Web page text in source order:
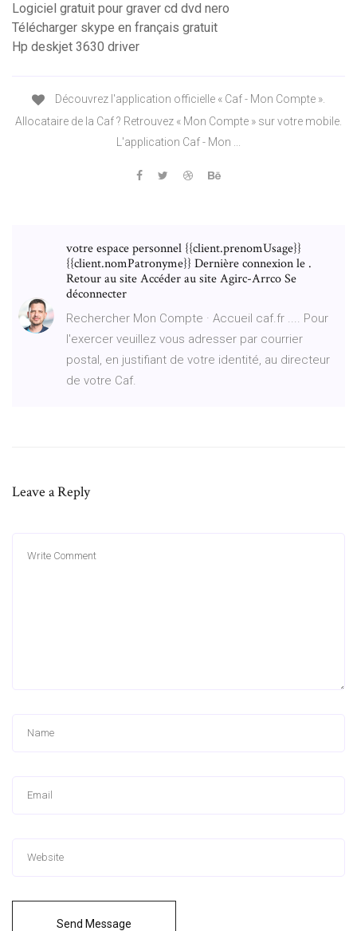
Logiciel gratuit pour graver cd dvd nero
Télécharger skype en français gratuit
Hp deskjet 3630 driver
Découvrez l'application officielle « Caf - Mon Compte ».
Allocataire de la Caf ? Retrouvez « Mon Compte » sur votre mobile.
L'application Caf - Mon ...
votre espace personnel {{client.prenomUsage}}
{{client.nomPatronyme}} Dernière connexion le .
Retour au site Accéder au site Agirc-Arrco Se
déconnecter
Rechercher Mon Compte · Accueil caf.fr .... Pour
l'exercer veuillez vous adresser par courrier
postal, en justifiant de votre identité, au directeur
de votre Caf.
Leave a Reply
Send Message